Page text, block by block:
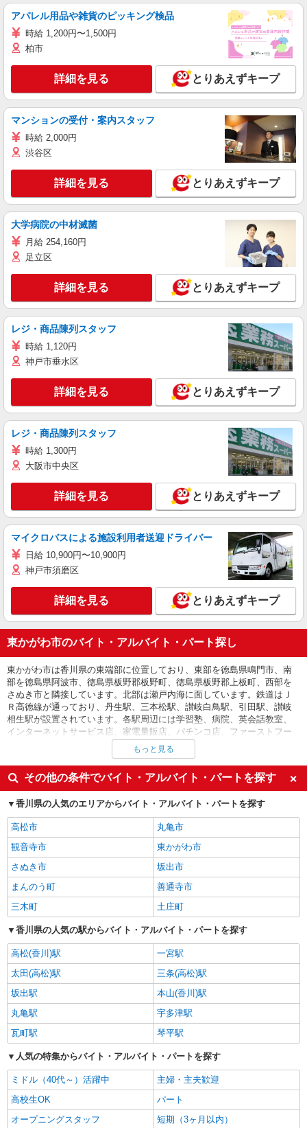
アパレル用品や雑貨のピッキング検品
時給 1,200円〜1,500円
柏市
詳細を見る とりあえずキープ
マンションの受付・案内スタッフ
時給 2,000円
渋谷区
詳細を見る とりあえずキープ
大学病院の中材滅菌
月給 254,160円
足立区
詳細を見る とりあえずキープ
レジ・商品陳列スタッフ
時給 1,120円
神戸市垂水区
詳細を見る とりあえずキープ
レジ・商品陳列スタッフ
時給 1,300円
大阪市中央区
詳細を見る とりあえずキープ
マイクロバスによる施設利用者送迎ドライバー
日給 10,900円〜10,900円
神戸市須磨区
詳細を見る とりあえずキープ
東かがわ市のバイト・アルバイト・パート探し
東かがわ市は香川県の東端部に位置しており、東部を徳島県鳴門市、南
部を徳島県阿波市、徳島県板野郡板野町、徳島県板野郡上板町、西部を
さぬき市と隣接しています。北部は瀬戸内海に面しています。鉄道はＪ
Ｒ高徳線が通っており、丹生駅、三本松駅、讃岐白鳥駅、引田駅、讃岐
相生駅が設置されています。各駅周辺には学習塾、病院、英会話教室、
インターネットサービス店、家電量販店、パチンコ店、ファーストフー
ド店、携帯電話販売店、大型スーパー、レストラン、居酒屋、コンビ
ニ、ホテル、パソコンスクール、ガソリンスタンド、ドラッグストアな
どがあり、塾講師、家庭教師、看護師、医療スタッフ、英会話インスト
ラクター、インターネットサービススタッフ、家電販売員、ホールスタ
ッフ、キッチンスタッフ、携帯電話販売スタッフ、レジ、品出し、バッ
クヤード、総菜調理、宿泊スタッフ、清掃スタッフ、パソコンインスト
ラクター、給油スタッフなどのバイト、パートが見つかります。条件も
高校生可、短期、日払い、週払い、交通費支給などさまざまです。バス
は大川バス、徳島バスが運営する路線バスが運行しています。道路は高
松自動車道が地域の東西を横断しており、国道１１号、国道３１８号、
国道３７７号が主要バイパスとして市域をカバーしています。そのほか
香川県道１号や、２号、３号、１０号、４０号など一般道が市域を通っ
ています。東かがわ市は手袋の製造が盛んなことで知られており、生産
量は全国トップシェアを誇ります。そのほか製造系の工場も多く、軽作
業、ピッキング、製造、検査、包装、出荷などの求人もあります。漁業
は瀬戸内海の豊富な海の恵みを生かし、ハマチの養殖発祥の地として有
名です。
もっと見る
その他の条件でバイト・アルバイト・パートを探す
香川県の人気のエリアからバイト・アルバイト・パートを探す
高松市
丸亀市
観音寺市
東かがわ市
さぬき市
坂出市
まんのう町
善通寺市
三木町
土庄町
香川県の人気の駅からバイト・アルバイト・パートを探す
高松(香川)駅
一宮駅
太田(高松)駅
三条(高松)駅
坂出駅
本山(香川)駅
丸亀駅
宇多津駅
瓦町駅
琴平駅
人気の特集からバイト・アルバイト・パートを探す
ミドル（40代～）活躍中
主婦・主夫歓迎
高校生OK
パート
オープニングスタッフ
短期（3ヶ月以内）